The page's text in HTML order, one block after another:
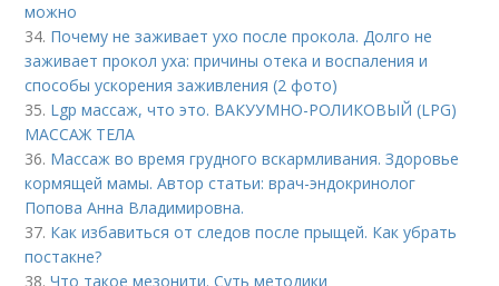
можно
34. Почему не заживает ухо после прокола. Долго не
заживает прокол уха: причины отека и воспаления и
способы ускорения заживления (2 фото)
35. Lgp массаж, что это. ВАКУУМНО-РОЛИКОВЫЙ (LPG)
МАССАЖ ТЕЛА
36. Массаж во время грудного вскармливания. Здоровье
кормящей мамы. Автор статьи: врач-эндокринолог
Попова Анна Владимировна.
37. Как избавиться от следов после прыщей. Как убрать
постакне?
38.Что такое мезонити. Суть методики